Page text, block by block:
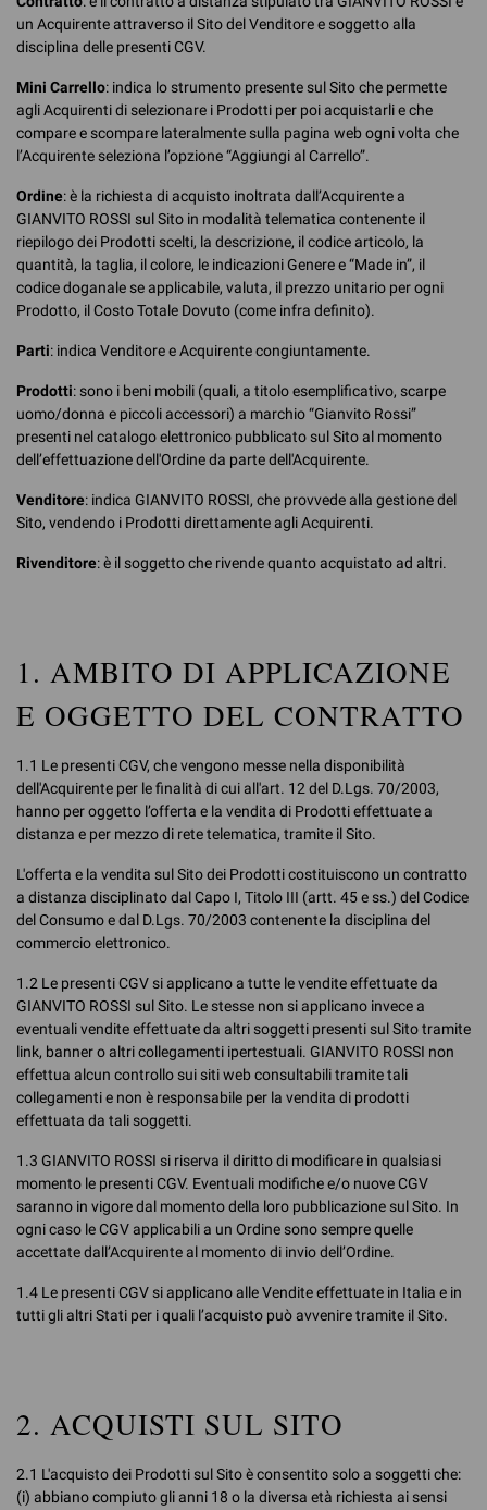
un Acquirente attraverso il Sito del Venditore e soggetto alla
disciplina delle presenti CGV.
Mini Carrello: indica lo strumento presente sul Sito che permette
agli Acquirenti di selezionare i Prodotti per poi acquistarli e che
compare e scompare lateralmente sulla pagina web ogni volta che
l’Acquirente seleziona l’opzione “Aggiungi al Carrello”.
Ordine: è la richiesta di acquisto inoltrata dall’Acquirente a
GIANVITO ROSSI sul Sito in modalità telematica contenente il
riepilogo dei Prodotti scelti, la descrizione, il codice articolo, la
quantità, la taglia, il colore, le indicazioni Genere e “Made in”, il
codice doganale se applicabile, valuta, il prezzo unitario per ogni
Prodotto, il Costo Totale Dovuto (come infra definito).
Parti: indica Venditore e Acquirente congiuntamente.
Prodotti: sono i beni mobili (quali, a titolo esemplificativo, scarpe
uomo/donna e piccoli accessori) a marchio “Gianvito Rossi”
presenti nel catalogo elettronico pubblicato sul Sito al momento
dell’effettuazione dell'Ordine da parte dell'Acquirente.
Venditore: indica GIANVITO ROSSI, che provvede alla gestione del
Sito, vendendo i Prodotti direttamente agli Acquirenti.
Rivenditore: è il soggetto che rivende quanto acquistato ad altri.
1. AMBITO DI APPLICAZIONE
E OGGETTO DEL CONTRATTO
1.1 Le presenti CGV, che vengono messe nella disponibilità
dell'Acquirente per le finalità di cui all'art. 12 del D.Lgs. 70/2003,
hanno per oggetto l’offerta e la vendita di Prodotti effettuate a
distanza e per mezzo di rete telematica, tramite il Sito.
L'offerta e la vendita sul Sito dei Prodotti costituiscono un contratto
a distanza disciplinato dal Capo I, Titolo III (artt. 45 e ss.) del Codice
del Consumo e dal D.Lgs. 70/2003 contenente la disciplina del
commercio elettronico.
1.2 Le presenti CGV si applicano a tutte le vendite effettuate da
GIANVITO ROSSI sul Sito. Le stesse non si applicano invece a
eventuali vendite effettuate da altri soggetti presenti sul Sito tramite
link, banner o altri collegamenti ipertestuali. GIANVITO ROSSI non
effettua alcun controllo sui siti web consultabili tramite tali
collegamenti e non è responsabile per la vendita di prodotti
effettuata da tali soggetti.
1.3 GIANVITO ROSSI si riserva il diritto di modificare in qualsiasi
momento le presenti CGV. Eventuali modifiche e/o nuove CGV
saranno in vigore dal momento della loro pubblicazione sul Sito. In
ogni caso le CGV applicabili a un Ordine sono sempre quelle
accettate dall’Acquirente al momento di invio dell’Ordine.
1.4 Le presenti CGV si applicano alle Vendite effettuate in Italia e in
tutti gli altri Stati per i quali l’acquisto può avvenire tramite il Sito.
2. ACQUISTI SUL SITO
2.1 L'acquisto dei Prodotti sul Sito è consentito solo a soggetti che:
(i) abbiano compiuto gli anni 18 o la diversa età richiesta ai sensi